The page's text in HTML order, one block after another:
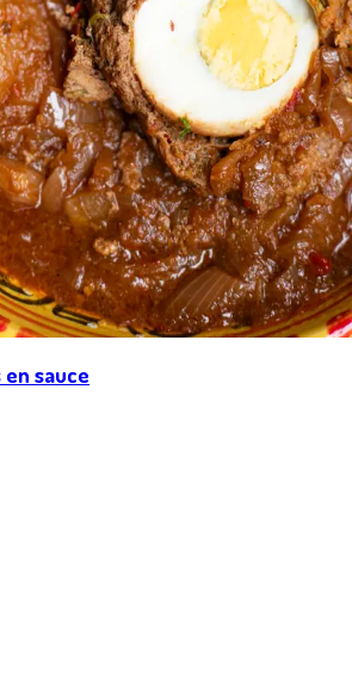
sauce